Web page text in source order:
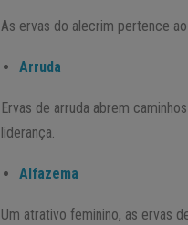
As ervas do alecrim pertence
Arruda
Ervas de arruda abrem
liderança.
Alfazema
Um atrativo feminino, as ervas